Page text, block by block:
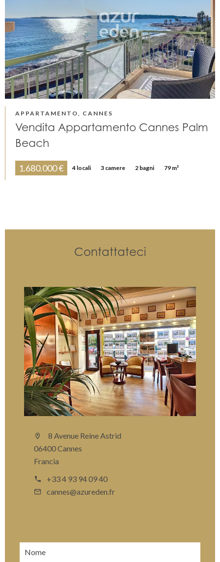
APPARTAMENTO, CANNES
Vendita Appartamento Cannes Palm
Beach
1.680.000 € 4 locali 3 camere 2 bagni 79 m²
Contattateci
8 Avenue Reine Astrid
06400 Cannes
Francia
+33 4 93 94 09 40
cannes@azureden.fr